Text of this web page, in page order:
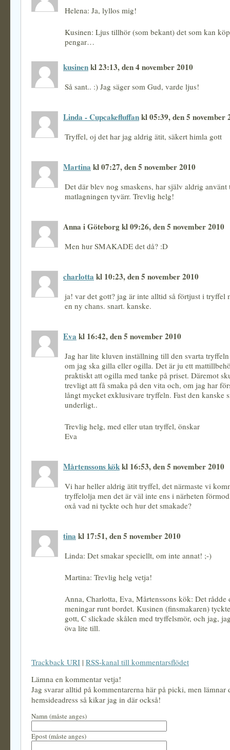
Helena: Ja, lyllos mig!
Kusinen: Ljus tillhör (som bekant) det som kan
pengar…
kusinenkl 23:13, den 4 november 2010
Så sant.. :) Jag säger som Gud, varde ljus!
Linda - Cupcakefluffankl 05:39, den 5 november
Tryffel, oj det har jag aldrig ätit, säkert himla gott
Martina kl 07:27, den 5 november 2010
Det där blev nog smaskens, har själv aldrig
matlagningen tyvärr. Trevlig helg!
Anna i Göteborg kl 09:26, den 5 november 2010
Men hur SMAKADE det då? :D
charlotta kl 10:23, den 5 november 2010
ja! var det gott? jag är inte alltid så förtjust i tryffel
en ny chans. snart. kanske.
Eva kl 16:42, den 5 november 2010
Jag har lite kluven inställning till den svarta
om jag ska gilla eller ogilla. Det är ju ett
praktiskt att ogilla med tanke på priset. Däremot
trevligt att få smaka på den vita och, om jag har
långt mycket exklusivare tryffeln. Fast den kanske
underligt..
Trevlig helg, med eller utan tryffel, önskar
Eva
Mårtenssons kökkl 16:53, den 5 november 2010
Vi har heller aldrig ätit tryffel, det närmaste vi
tryffelolja men det är väl inte ens i närheten
oxå vad ni tyckte och hur det smakade?
tina kl 17:51, den 5 november 2010
Linda: Det smakar speciellt, om inte annat! ;-)
Martina: Trevlig helg vetja!
Anna, Charlotta, Eva, Mårtenssons kök: Det rådde
meningar runt bordet. Kusinen (finsmakaren)
gott, C slickade skålen med tryffelsmör, och jag,
öva lite till.
Trackback URI | RSS-kanal till kommentarsflödet
Lämna en kommentar vetja!
Jag svarar alltid på kommentarerna här på picki, men lämnar
hemsideadress så kikar jag in där också!
Namn (måste anges)
Epost (måste anges)